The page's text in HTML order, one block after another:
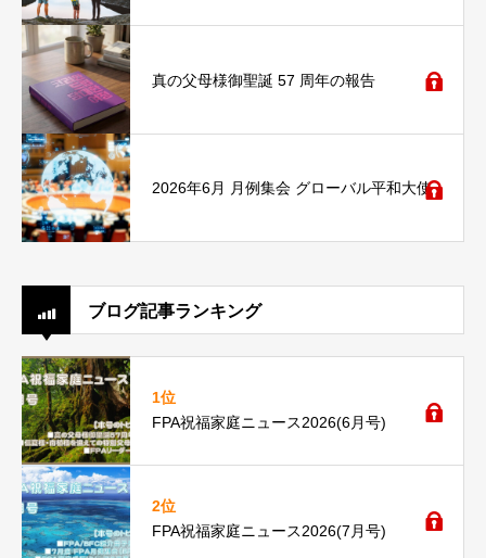
真の父母様御聖誕 57 周年の報告
2026年6月 月例集会 グローバル平和大使
ブログ記事ランキング
1位
FPA祝福家庭ニュース2026(6月号)
2位
FPA祝福家庭ニュース2026(7月号)